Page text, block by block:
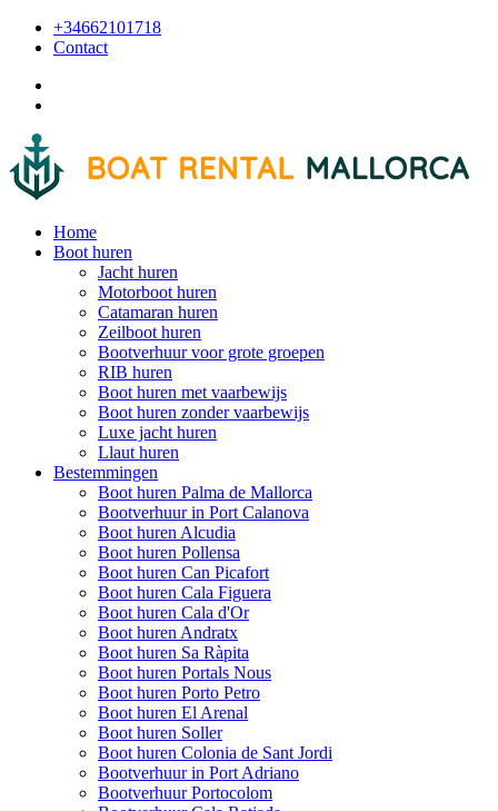
+34662101718
Contact
Home
Boot huren
Jacht huren
Motorboot huren
Catamaran huren
Zeilboot huren
Bootverhuur voor grote groepen
RIB huren
Boot huren met vaarbewijs
Boot huren zonder vaarbewijs
Luxe jacht huren
Llaut huren
Bestemmingen
Boot huren Palma de Mallorca
Bootverhuur in Port Calanova
Boot huren Alcudia
Boot huren Pollensa
Boot huren Can Picafort
Boot huren Cala Figuera
Boot huren Cala d'Or
Boot huren Andratx
Boot huren Sa Ràpita
Boot huren Portals Nous
Boot huren Porto Petro
Boot huren El Arenal
Boot huren Soller
Boot huren Colonia de Sant Jordi
Bootverhuur in Port Adriano
Bootverhuur Portocolom